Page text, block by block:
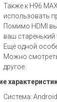
Также к H96
использовать
Помимо HDMI
ваш старенький
Ещё одной
Можно смотреть
другое.
Система: